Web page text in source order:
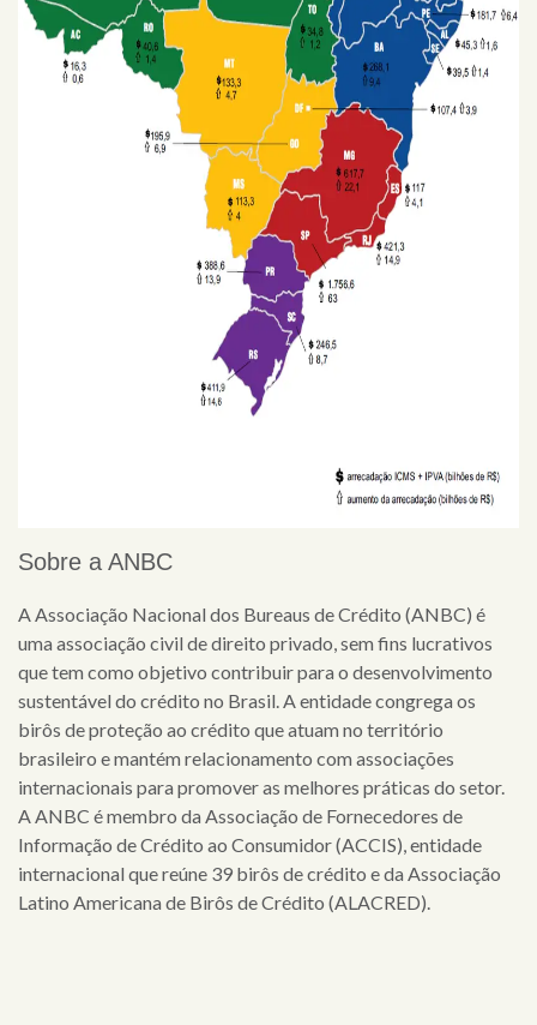
Sobre a ANBC
A Associação Nacional dos Bureaus de Crédito (ANBC) é
uma associação civil de direito privado, sem fins lucrativos
que tem como objetivo contribuir para o desenvolvimento
sustentável do crédito no Brasil. A entidade congrega os
birôs de proteção ao crédito que atuam no território
brasileiro emantém relacionamento com associações
internacionais para promover as melhores práticas do setor.
A ANBC émembro da Associação de Fornecedores de
Informação de Crédito ao Consumidor (ACCIS), entidade
internacional que reúne 39 birôs de crédito eda Associação
Latino Americana de Birôs de Crédito (ALACRED).